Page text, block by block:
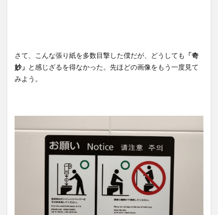
さて、こんな張り紙を多数目撃した僕だが、どうしても 「奇
妙」 と感じざるを得なかった。先ほどの画像をもう一度見て
みよう。